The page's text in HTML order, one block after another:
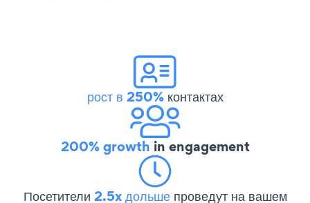
рост в 250%контактах
200% growth in engagement
Посетители 2.5x дольше проведут на вашем